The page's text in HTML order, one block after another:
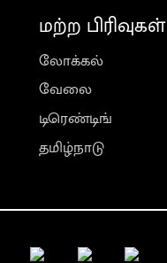
மற்ற பிரிவுகள்
லோக்கல்
வேலை
டிரெண்டிங்
தமிழ்நாடு